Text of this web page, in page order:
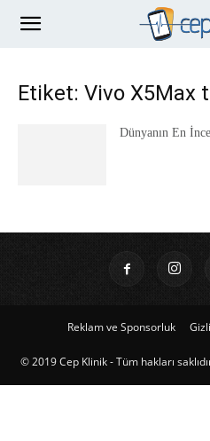
Etiket: Vivo X5Max
Dünyanın En
Reklam ve Sponsorluk
© 2019 Cep Klinik - Tüm hakları